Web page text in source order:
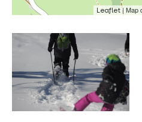
Leaflet| Map